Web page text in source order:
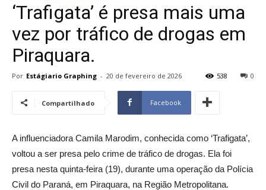
‘Trafigata’ é presa mais uma
vez por tráfico de drogas em
Piraquara.
Por Estágiario Graphing - 20 de fevereiro de 2026 0
538
Compartilhado Facebook
A influenciadora Camila Marodim, conhecida como ‘Trafigata’,
voltou a ser presa pelo crime de tráfico de drogas. Ela foi
presa nesta quinta-feira (19), durante uma operação da Polícia
Civil do Paraná, em Piraquara, na Região Metropolitana.